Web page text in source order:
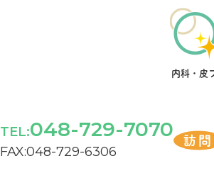
内科・皮
TEL:048-729-7070
FAX:048-729-6306
訪問